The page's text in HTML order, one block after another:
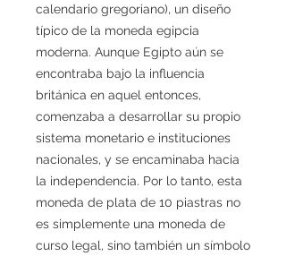
calendario gregoriano), un diseño
típico de la moneda egipcia
moderna. Aunque Egipto aún se
encontraba bajo la influencia
británica en aquel entonces,
comenzaba a desarrollar su propio
sistema monetario e instituciones
nacionales, y se encaminaba hacia
la independencia. Por lo tanto, esta
moneda de plata de 10 piastras no
es simplemente una moneda de
curso legal, sino también un símbolo